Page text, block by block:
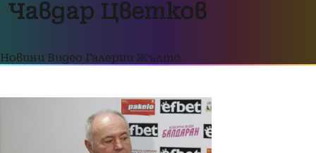
Чавдар Цветков
Новини Видео Галерии Жълто